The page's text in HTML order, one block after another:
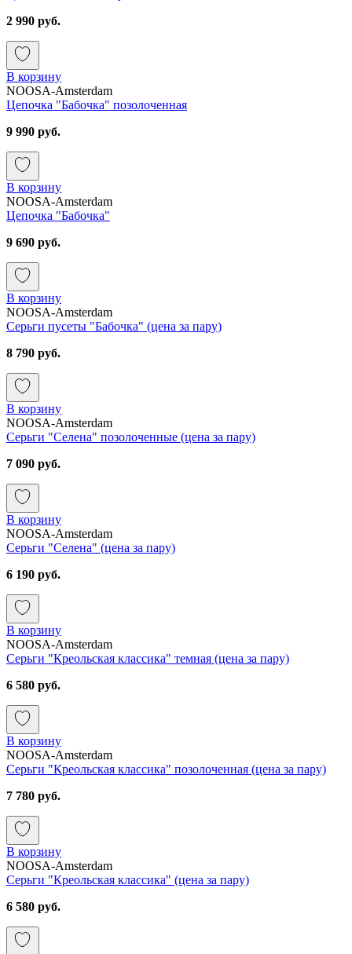
2 990 руб.
В корзину
NOOSA-Amsterdam
Цепочка "Бабочка" позолоченная
9 990 руб.
В корзину
NOOSA-Amsterdam
Цепочка "Бабочка"
9 690 руб.
В корзину
NOOSA-Amsterdam
Серьги пусеты "Бабочка" (цена за пару)
8 790 руб.
В корзину
NOOSA-Amsterdam
Серьги "Селена" позолоченные (цена за пару)
7 090 руб.
В корзину
NOOSA-Amsterdam
Серьги "Селена" (цена за пару)
6 190 руб.
В корзину
NOOSA-Amsterdam
Серьги "Креольская классика" темная (цена за пару)
6 580 руб.
В корзину
NOOSA-Amsterdam
Серьги "Креольская классика" позолоченная (цена за пару)
7 780 руб.
В корзину
NOOSA-Amsterdam
Серьги "Креольская классика" (цена за пару)
6 580 руб.